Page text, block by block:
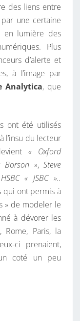
des liens entre
une certaine
en lumière des
Plus
d’alerte et
à l’image par
Analytica, que
ont été utilisés
l’insu du lecteur
« Oxford
Borson », Steve
HSBC « JSBC »..
qui ont permis à
» de modeler le
à dévorer les
Rome, Paris, la
ci prenaient,
coté un peu